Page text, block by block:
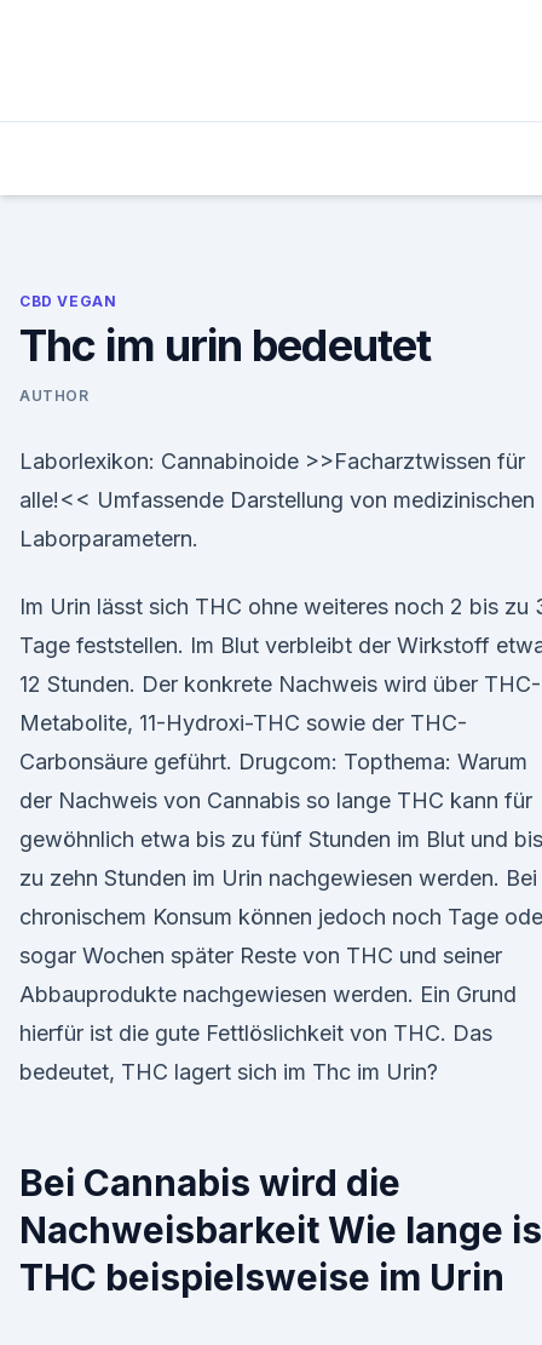
CBD VEGAN
Thc im urin bedeutet
AUTHOR
Laborlexikon: Cannabinoide >>Facharztwissen für
alle!<< Umfassende Darstellung von medizinischen
Laborparametern.
Im Urin lässt sich THC ohne weiteres noch 2 bis zu
Tage feststellen. Im Blut verbleibt der Wirkstoff
12 Stunden. Der konkrete Nachweis wird über THC-
Metabolite, 11-Hydroxi-THC sowie der THC-
Carbonsäure geführt. Drugcom: Topthema: Warum
der Nachweis von Cannabis so lange THC kann für
gewöhnlich etwa bis zu fünf Stunden im Blut und bis
zu zehn Stunden im Urin nachgewiesen werden. Bei
chronischem Konsum können jedoch noch Tage
sogar Wochen später Reste von THC und seiner
Abbauprodukte nachgewiesen werden. Ein Grund
hierfür ist die gute Fettlöslichkeit von THC. Das
bedeutet, THC lagert sich im Thc im Urin?
Bei Cannabis wird die
Nachweisbarkeit Wie lange
THC beispielsweise im Urin